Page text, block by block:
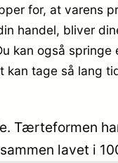
for, at varens
handel, bliver
kan også
tage så lang
Tærteformen
lavet i